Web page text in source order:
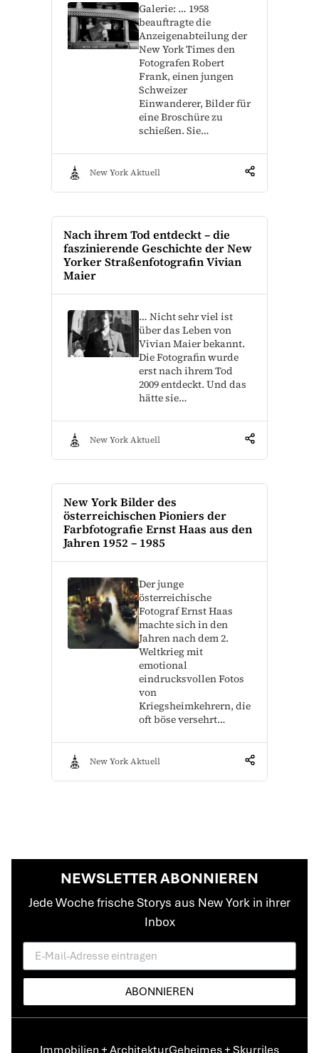
Galerie: … 1958
beauftragte die
Anzeigenabteilung der
New York Times den
Fotografen Robert
Frank, einen jungen
Schweizer
Einwanderer, Bilder für
eine Broschüre zu
schießen. Sie…
New York Aktuell
Nach ihrem Tod entdeckt – die
faszinierende Geschichte der New
Yorker Straßenfotografin Vivian
Maier
… Nicht sehr viel ist
über das Leben von
Vivian Maier bekannt.
Die Fotografin wurde
erst nach ihrem Tod
2009 entdeckt. Und das
hätte sie…
New York Aktuell
New York Bilder des
österreichischen Pioniers der
Farbfotografie Ernst Haas aus den
Jahren 1952 – 1985
Der junge
österreichische
Fotograf Ernst Haas
machte sich in den
Jahren nach dem 2.
Weltkrieg mit
emotional
eindrucksvollen Fotos
von
Kriegsheimkehrern, die
oft böse versehrt…
New York Aktuell
NEWSLETTER ABONNIEREN
Jede Woche frische Storys aus New York in ihrer
Inbox
ABONNIEREN
Immobilien + ArchitekturGeheimes + Skurriles